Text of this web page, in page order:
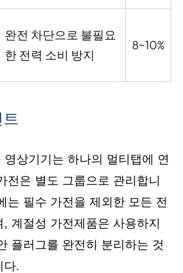
완전 차단으로 불필요
한 전력 소비 방지
8~10%
영상기기는 하나의 멀티탭에 연
전은 별도 그룹으로 관리합니
는 필수 가전을 제외한 모든 전
계절성 가전제품은 사용하지
플러그를 완전히 분리하는 것
다.